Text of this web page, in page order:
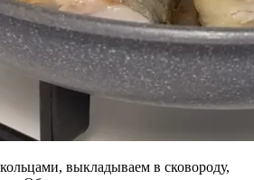
выкладываем в сковороду,